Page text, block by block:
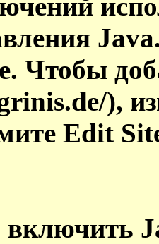
Чтобы
),
Edit
включить